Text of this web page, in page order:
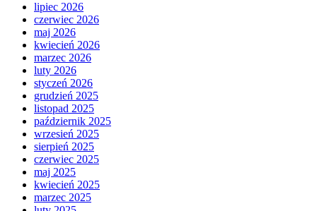
lipiec 2026
czerwiec 2026
maj 2026
kwiecień 2026
marzec 2026
luty 2026
styczeń 2026
grudzień 2025
listopad 2025
październik 2025
wrzesień 2025
sierpień 2025
czerwiec 2025
maj 2025
kwiecień 2025
marzec 2025